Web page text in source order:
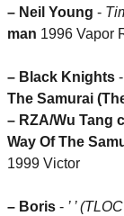
– Neil Young -
man 1996 Vapor
– Black Knights -
The Samurai
– RZA/Wu Tang
Way Of The
1999 Victor
– Boris - ’ ’